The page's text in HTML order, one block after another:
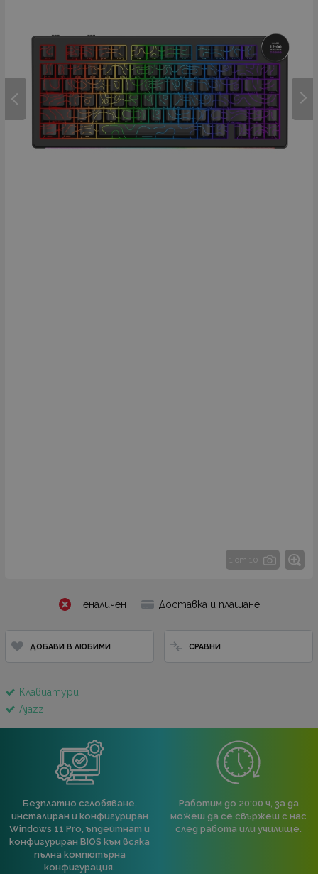
1 от 10
Неналичен Доставка и плащане
ДОБАВИ В ЛЮБИМИ СРАВНИ
Клавиатури
Ajazz
Безплатно сглобяване,
инсталиран и конфигуриран
Windows 11 Pro, ъпдейтнат и
конфигуриран BIOS към всяка
пълна компютърна
конфигурация.
Работим до 20:00 ч, за да
можеш да се свържеш с нас
след работа или училище.